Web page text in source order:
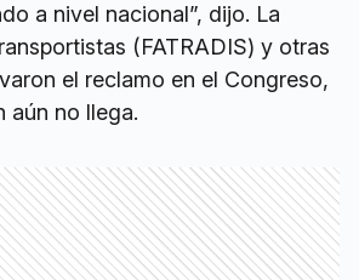
a nivel nacional”, dijo. La
(FATRADIS) y otras
el reclamo en el Congreso,
aún no llega.